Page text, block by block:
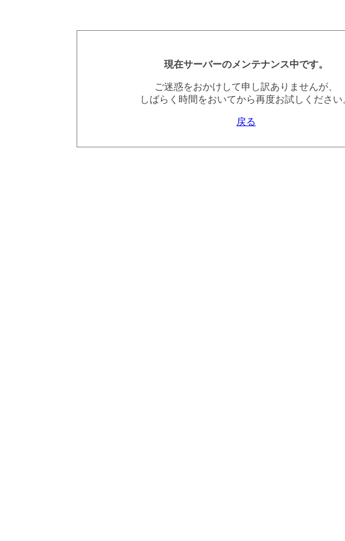
現在サーバーのメンテナンス中です。
ご迷惑をおかけして申し訳ありませんが、
しばらく時間をおいてから再度お試しください
戻る